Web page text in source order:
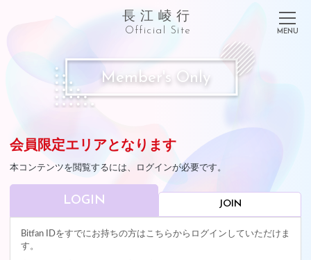
長江崚行
Official Site
Member's Only
会員限定エリアとなります
本コンテンツを閲覧するには、ログインが必要です。
LOGIN JOIN
Bitfan IDをすでにお持ちの方はこちらからログインしていただけま
す。